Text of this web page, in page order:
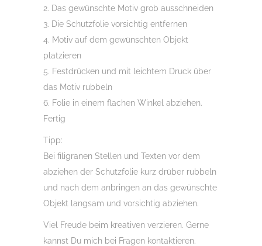
2. Das gewünschte Motiv grob ausschneiden
3. Die Schutzfolie vorsichtig entfernen
4. Motiv auf dem gewünschten Objekt
platzieren
5. Festdrücken und mit leichtem Druck über
das Motiv rubbeln
6. Folie in einem flachen Winkel abziehen.
Fertig
Tipp:
Bei filigranen Stellen und Texten vor dem
abziehen der Schutzfolie kurz drüber rubbeln
und nach dem anbringen an das gewünschte
Objekt langsam und vorsichtig abziehen.
Viel Freude beim kreativen verzieren. Gerne
kannst Du mich bei Fragen kontaktieren.